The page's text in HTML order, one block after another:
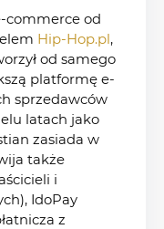
commerce od
Hip-Hop.pl,
od samego
platformę e-
sprzedawców
latach jako
zasiada w
także
i
IdoPay
z